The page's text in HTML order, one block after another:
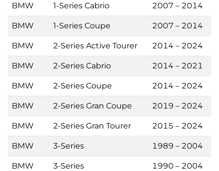
BMW 1-Series Cabrio 2007 – 2014
BMW 1-Series Coupe 2007 – 2014
BMW 2-Series Active Tourer 2014 – 2024
BMW 2-Series Cabrio 2014 – 2021
BMW 2-Series Coupe 2014 – 2024
BMW 2-Series Gran Coupe 2019 – 2024
BMW 2-Series Gran Tourer 2015 – 2024
BMW 3-Series 1989 – 2004
BMW 3-Series 1990 – 2004